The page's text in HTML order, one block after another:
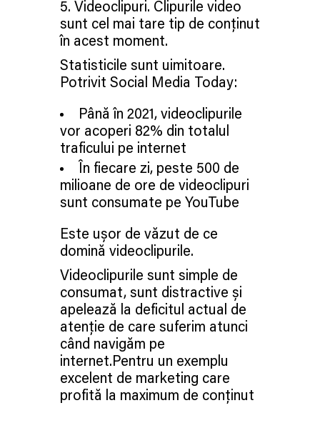
5. Videoclipuri. Clipurile video
sunt cel mai tare tip de conținut
în acest moment.
Statisticile sunt uimitoare.
Potrivit Social Media Today:
Până în 2021, videoclipurile
vor acoperi 82% din totalul
traficului pe internet
În fiecare zi, peste 500 de
milioane de ore de videoclipuri
sunt consumate pe YouTube
Este ușor de văzut de ce
domină videoclipurile.
Videoclipurile sunt simple de
consumat, sunt distractive și
apelează la deficitul actual de
atenție de care suferim atunci
când navigăm pe
internet.Pentru un exemplu
excelent de marketing care
profită la maximum de conținut